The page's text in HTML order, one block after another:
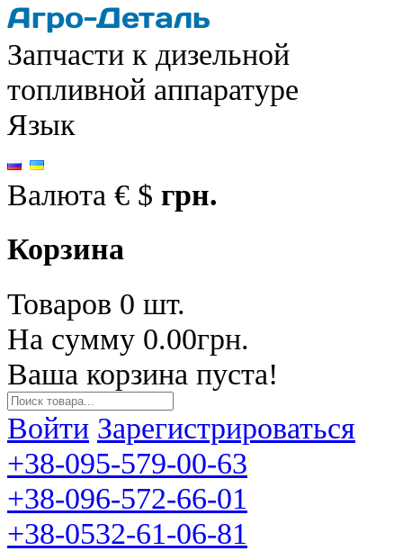
Запчасти к дизельной
топливной аппаратуре
Язык
Валюта € $ грн.
Корзина
Товаров 0 шт.
На сумму 0.00грн.
Ваша корзина пуста!
Войти Зарегистрироваться
+38-095-579-00-63
+38-096-572-66-01
+38-0532-61-06-81